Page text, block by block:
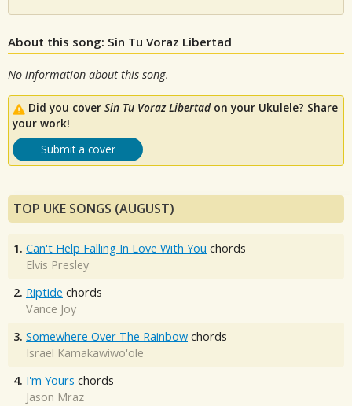
About this song: Sin Tu Voraz Libertad
No information about this song.
Did you cover Sin Tu Voraz Libertadon your Ukulele? Share
your work!
Submit a cover
TOP UKE SONGS (AUGUST)
1. Can't Help Falling In Love With You chords
Elvis Presley
2. Riptide chords
Vance Joy
3. Somewhere Over The Rainbow chords
Israel Kamakawiwo'ole
4. I'm Yours chords
Jason Mraz